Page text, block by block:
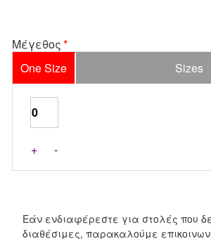
Μέγεθος
One Size
Sizes
+ -
Εάν ενδιαφέρεστε για στολές που
διαθέσιμες, παρακαλούμε